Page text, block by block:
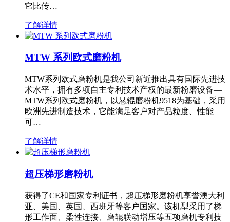
它比传…
了解详情
MTW 系列欧式磨粉机
MTW系列欧式磨粉机是我公司新近推出具有国际先进技
术水平，拥有多项自主专利技术产权的最新粉磨设备—
MTW系列欧式磨粉机，以悬辊磨粉机9518为基础，采用
欧洲先进制造技术，它能满足客户对产品粒度、性能
可…
了解详情
超压梯形磨粉机
获得了CE和国家专利证书，超压梯形磨粉机享誉澳大利
亚、美国、英国、西班牙等客户国家。该机型采用了梯
形工作面、柔性连接、磨辊联动增压等五项磨机专利技